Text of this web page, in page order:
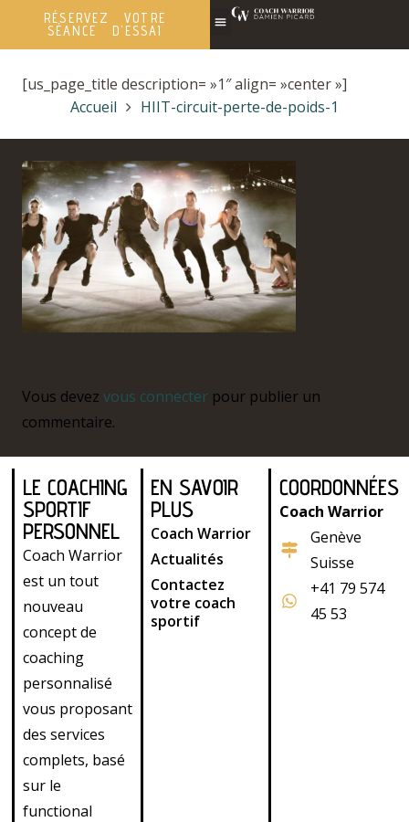
RÉSERVEZ VOTRE
SÉANCE D'ESSAI
[us_page_title description= »1″ align= »center »]
Accueil
HIIT-circuit-perte-de-poids-1
Vous devez vous connecter pour publier un
commentaire.
LE COACHING
SPORTIF
PERSONNEL
Coach Warrior
est un tout
nouveau
concept de
coaching
personnalisé
vous proposant
des services
complets, basé
sur le
functional
EN SAVOIR
PLUS
Coach Warrior
Actualités
Contactez
votre coach
sportif
COORDONNÉES
Coach Warrior
Genève
Suisse
+41 79 574
45 53